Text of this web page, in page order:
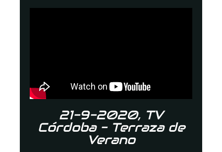
21-9-2020, TV
Córdoba - Terraza de
Verano